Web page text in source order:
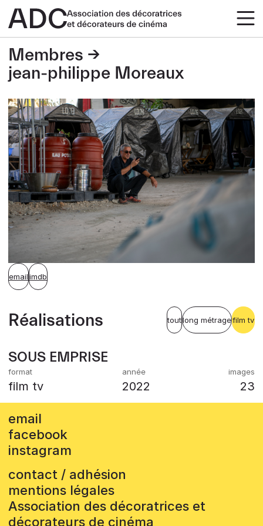
Membres
jean-philippe Moreaux
emailimdb
Réalisations toutlong métragefilm tv
SOUS EMPRISE
film tv 2022 23
email
facebook
instagram
contact / adhésion
mentions légales
Association des décoratrices et
décorateurs de cinéma